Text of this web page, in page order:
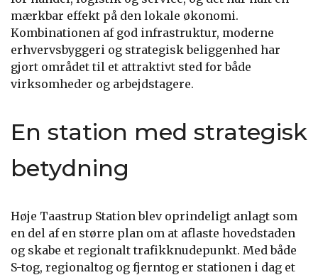
mærkbar effekt på den lokale økonomi.
Kombinationen af god infrastruktur, moderne
erhvervsbyggeri og strategisk beliggenhed har
gjort området til et attraktivt sted for både
virksomheder og arbejdstagere.
En station med strategisk
betydning
Høje Taastrup Station blev oprindeligt anlagt som
en del af en større plan om at aflaste hovedstaden
og skabe et regionalt trafikknudepunkt. Med både
S-tog, regionaltog og fjerntog er stationen i dag et